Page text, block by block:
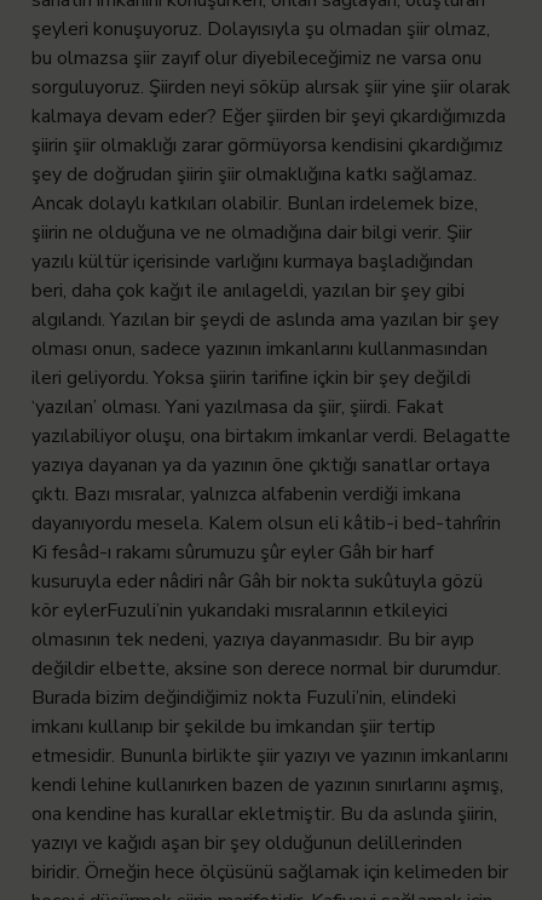
şeyleri konuşuyoruz. Dolayısıyla şu olmadan şiir olmaz,
bu olmazsa şiir zayıf olur diyebileceğimiz ne varsa onu
sorguluyoruz. Şiirden neyi söküp alırsak şiir yine şiir olarak
kalmaya devam eder? Eğer şiirden bir şeyi çıkardığımızda
şiirin şiir olmaklığı zarar görmüyorsa kendisini çıkardığımız
şey de doğrudan şiirin şiir olmaklığına katkı sağlamaz.
Ancak dolaylı katkıları olabilir. Bunları irdelemek bize,
şiirin ne olduğuna ve ne olmadığına dair bilgi verir. Şiir
yazılı kültür içerisinde varlığını kurmaya başladığından
beri, daha çok kağıt ile anılageldi, yazılan bir şey gibi
algılandı. Yazılan bir şeydi de aslında ama yazılan bir şey
olması onun, sadece yazının imkanlarını kullanmasından
ileri geliyordu. Yoksa şiirin tarifine içkin bir şey değildi
‘yazılan’ olması. Yani yazılmasa da şiir, şiirdi. Fakat
yazılabiliyor oluşu, ona birtakım imkanlar verdi. Belagatte
yazıya dayanan ya da yazının öne çıktığı sanatlar ortaya
çıktı. Bazı mısralar, yalnızca alfabenin verdiği imkana
dayanıyordu mesela. Kalem olsun eli kâtib-i bed-tahrîrin
Ki fesâd-ı rakamı sûrumuzu şûr eyler Gâh bir harf
kusuruyla eder nâdiri nâr Gâh bir nokta sukûtuyla gözü
kör eylerFuzuli’nin yukarıdaki mısralarının etkileyici
olmasının tek nedeni, yazıya dayanmasıdır. Bu bir ayıp
değildir elbette, aksine son derece normal bir durumdur.
Burada bizim değindiğimiz nokta Fuzuli’nin, elindeki
imkanı kullanıp bir şekilde bu imkandan şiir tertip
etmesidir. Bununla birlikte şiir yazıyı ve yazının imkanlarını
kendi lehine kullanırken bazen de yazının sınırlarını aşmış,
ona kendine has kurallar ekletmiştir. Bu da aslında şiirin,
yazıyı ve kağıdı aşan bir şey olduğunun delillerinden
biridir. Örneğin hece ölçüsünü sağlamak için kelimeden bir